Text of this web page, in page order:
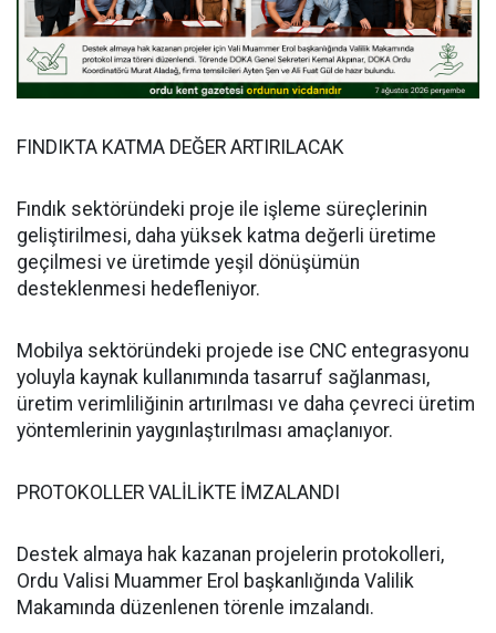
FINDIKTA KATMA DEĞER ARTIRILACAK
Fındık sektöründeki proje ile işleme süreçlerinin
geliştirilmesi, daha yüksek katma değerli üretime
geçilmesi ve üretimde yeşil dönüşümün
desteklenmesi hedefleniyor.
Mobilya sektöründeki projede ise CNC entegrasyonu
yoluyla kaynak kullanımında tasarruf sağlanması,
üretim verimliliğinin artırılması ve daha çevreci üretim
yöntemlerinin yaygınlaştırılması amaçlanıyor.
PROTOKOLLER VALİLİKTE İMZALANDI
Destek almaya hak kazanan projelerin protokolleri,
Ordu Valisi Muammer Erol başkanlığında Valilik
Makamında düzenlenen törenle imzalandı.